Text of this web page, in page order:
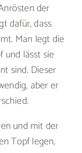
der
dafür, dass
Man legt die
und lässt sie
sind. Dieser
aber er
und mit der
Topf legen,